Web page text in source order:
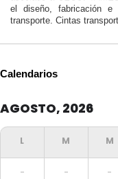
el diseño, fabricación e
transporte. Cintas
Calendarios
AGOSTO, 2026
- - -